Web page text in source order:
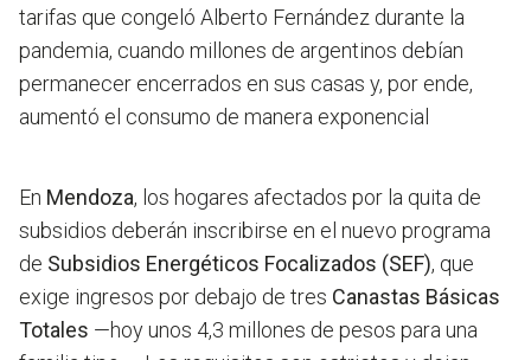
tarifas que congeló Alberto Fernández durante la
pandemia, cuando millones de argentinos debían
permanecer encerrados en sus casas y, por ende,
aumentó el consumo de manera exponencial
En Mendoza, los hogares afectados por la quita de
subsidios deberán inscribirse en el nuevo programa
de Subsidios Energéticos Focalizados (SEF), que
exige ingresos por debajo de tres Canastas Básicas
Totales —hoy unos 4,3 millones de pesos para una